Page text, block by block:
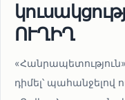
ՈՒՂԻՂ
«Հանրապետություն»
դիմել՝ պահանջելով